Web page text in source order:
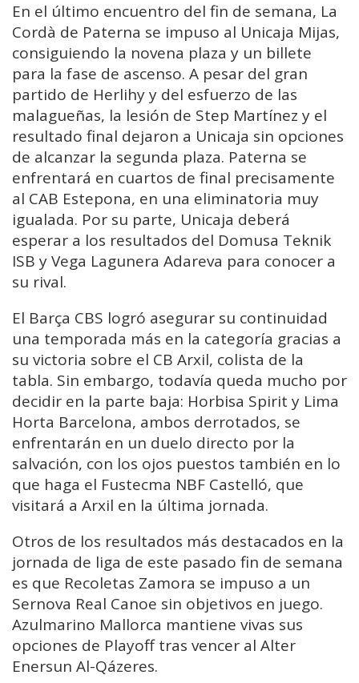
En el último encuentro del fin de semana, La
Cordà de Paterna se impuso al Unicaja Mijas,
consiguiendo la novena plaza y un billete
para la fase de ascenso. A pesar del gran
partido de Herlihy y del esfuerzo de las
malagueñas, la lesión de Step Martínez y el
resultado final dejaron a Unicaja sin opciones
de alcanzar la segunda plaza. Paterna se
enfrentará en cuartos de final precisamente
al CAB Estepona, en una eliminatoria muy
igualada. Por su parte, Unicaja deberá
esperar a los resultados del Domusa Teknik
ISB y Vega Lagunera Adareva para conocer a
su rival.
El Barça CBS logró asegurar su continuidad
una temporada más en la categoría gracias a
su victoria sobre el CB Arxil, colista de la
tabla. Sin embargo, todavía queda mucho por
decidir en la parte baja: Horbisa Spirit y Lima
Horta Barcelona, ambos derrotados, se
enfrentarán en un duelo directo por la
salvación, con los ojos puestos también en lo
que haga el Fustecma NBF Castelló, que
visitará a Arxil en la última jornada.
Otros de los resultados más destacados en la
jornada de liga de este pasado fin de semana
es que Recoletas Zamora se impuso a un
Sernova Real Canoe sin objetivos en juego.
Azulmarino Mallorca mantiene vivas sus
opciones de Playoff tras vencer al Alter
Enersun Al-Qázeres.